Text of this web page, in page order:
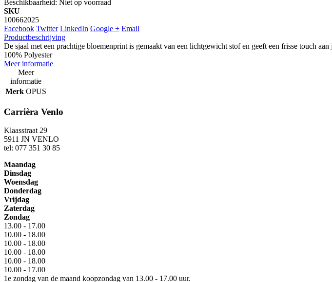
Beschikbaarheid: Niet op voorraad
SKU
100662025
Facebook Twitter LinkedIn Google + Email
Productbeschrijving
De sjaal met een prachtige bloemenprint is gemaakt van een lichtgewicht stof en geeft een frisse touch aan
100% Polyester
Meer informatie
Meer
informatie
Merk OPUS
Carrièra Venlo
Klaasstraat 29
5911 JN VENLO
tel: 077 351 30 85
Maandag
Dinsdag
Woensdag
Donderdag
Vrijdag
Zaterdag
Zondag
13.00 - 17.00
10.00 - 18.00
10.00 - 18.00
10.00 - 18.00
10.00 - 18.00
10.00 - 17.00
1e zondag van de maand koopzondag van 13.00 - 17.00 uur.